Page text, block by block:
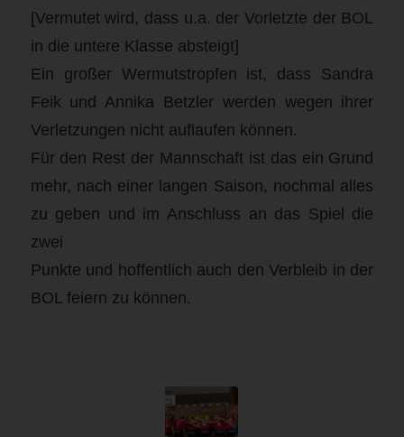
[Vermutet wird, dass u.a. der Vorletzte der BOL
in die untere Klasse absteigt]
Ein großer Wermutstropfen ist, dass Sandra
Feik und Annika Betzler werden wegen ihrer
Verletzungen nicht auflaufen können.
Für den Rest der Mannschaft ist das ein Grund
mehr, nach einer langen Saison, nochmal alles
zu geben und im Anschluss an das Spiel die
zwei
Punkte und hoffentlich auch den Verbleib in der
BOL feiern zu können.